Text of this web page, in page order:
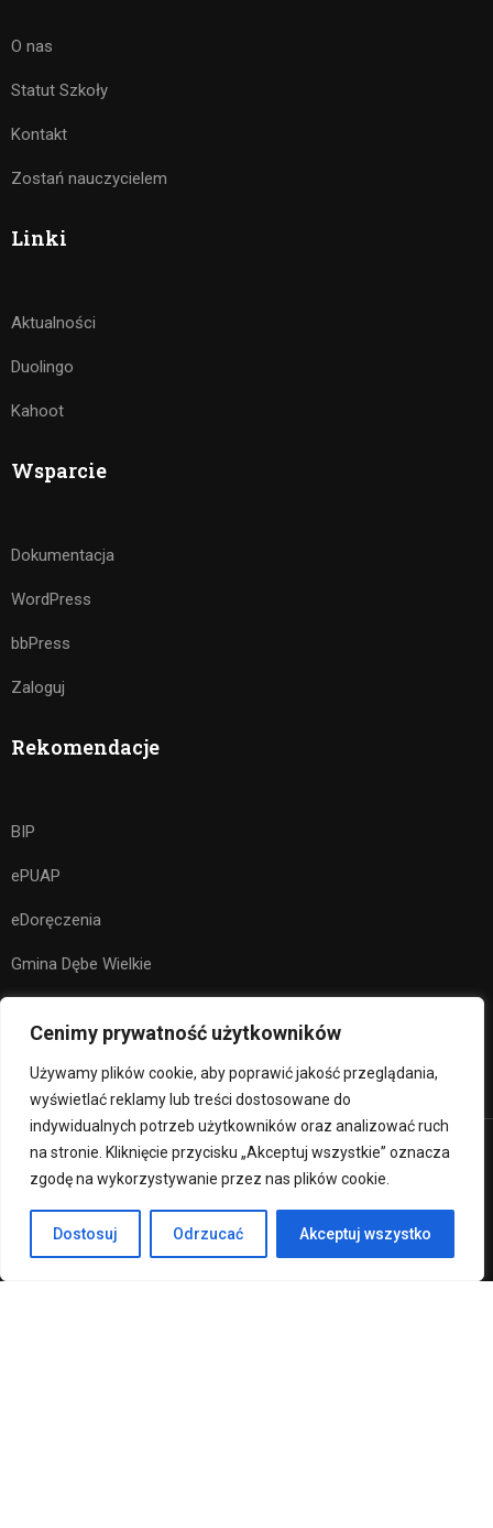
Cenimy prywatność użytkowników
Używamy plików cookie, aby poprawić jakość przeglądania,
wyświetlać reklamy lub treści dostosowane do
indywidualnych potrzeb użytkowników oraz analizować ruch
na stronie. Kliknięcie przycisku „Akceptuj wszystkie” oznacza
zgodę na wykorzystywanie przez nas plików cookie.
Dostosuj Odrzucać Akceptuj wszystko
O nas
Statut Szkoły
Kontakt
Zostań nauczycielem
Linki
Aktualności
Duolingo
Kahoot
Wsparcie
Dokumentacja
WordPress
bbPress
Zaloguj
Rekomendacje
BIP
ePUAP
eDoręczenia
Gmina Dębe Wielkie
Premium LMS & Online Education WordPress Theme
Klauzula RODO
Deklaracja Dostępności
Regulamin strony